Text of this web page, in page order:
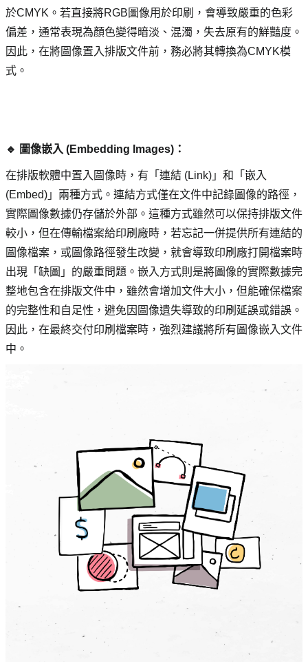
於CMYK。若直接將RGB圖像用於印刷，會導致嚴重的色彩
偏差，通常表現為顏色變得暗淡、混濁，失去原有的鮮豔度。
因此，在將圖像置入排版文件前，務必將其轉換為CMYK模
式。
🔹 圖像嵌入 (Embedding Images)：
在排版軟體中置入圖像時，有「連結 (Link)」和「嵌入
(Embed)」兩種方式。連結方式僅在文件中記錄圖像的路徑，
實際圖像數據仍存儲於外部。這種方式雖然可以保持排版文件
較小，但在傳輸檔案給印刷廠時，若忘記一併提供所有連結的
圖像檔案，或圖像路徑發生改變，就會導致印刷廠打開檔案時
出現「缺圖」的嚴重問題。嵌入方式則是將圖像的實際數據完
整地包含在排版文件中，雖然會增加文件大小，但能確保檔案
的完整性和自足性，避免因圖像遺失導致的印刷延誤或錯誤。
因此，在最終交付印刷檔案時，強烈建議將所有圖像嵌入文件
中。